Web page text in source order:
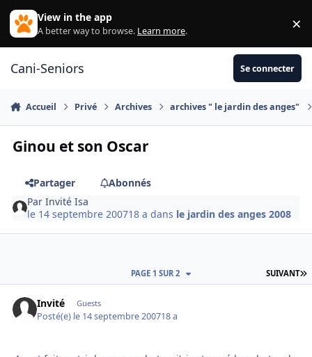
Aller au contenu
View in the app
A better way to browse. Learn more. ×
Cani-Seniors Se connecter
Accueil Privé Archives archives " le jardin des anges"
Ginou et son Oscar
Partager
Abonnés
ParInvité Isa
le 14 septembre 200718 a dans le jardin des anges 2008
SUIVANT
PAGE 1 SUR 2
Invité Guests
Posté(e) le 14 septembre 200718 a